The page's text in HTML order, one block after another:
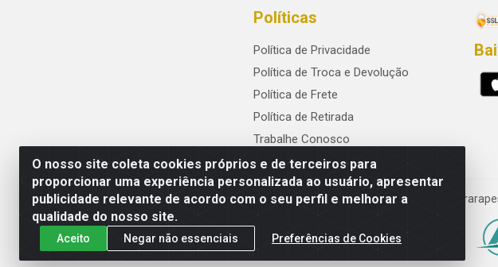
O nosso site coleta cookies próprios e de terceiros para
proporcionar uma experiência personalizada ao usuário, apresentar
publicidade relevante de acordo com o seu perfil e melhorar a
qualidade do nosso site.
Aceito Negar não essenciais Preferências de Cookies
Políticas
Política de Privacidade
Política de Troca e Devolução
Política de Frete
Política de Retirada
Trabalhe Conosco
PneuBras - Rodovia BR-101, KM 82 - Prazeres, Jaboatão dos